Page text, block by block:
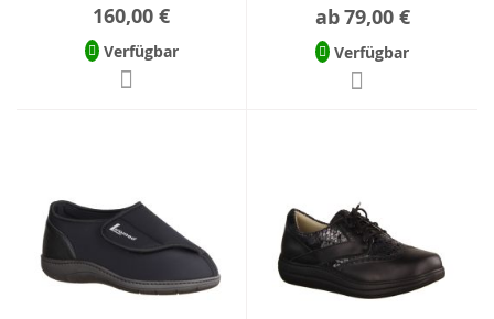
160,00 €
Verfügbar
ab79,00 €
Verfügbar